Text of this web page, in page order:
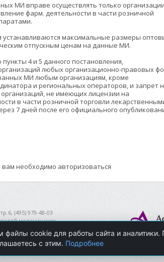
МИ вправе осуществлять только
фарм. деятельности в части розничной
максимальные размеры
отпускным ценам на данные МИ.
4 и 5 данного постановления,
любых организационно-правовых
МИ любым организациям, кроме
и региональных операторов, и запрет
не имеющих лицензии на
в части розничной торговли
7 дней после его официального
необходимо авторизоваться
(495) 979-48-03
медицинских
файлы cookie для работы сайта и аналитики.
с этим. Подробнее